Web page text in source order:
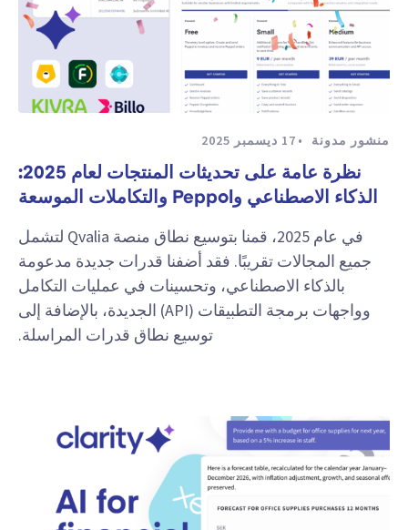
منشور مدونة 17 ديسمبر 2025
نظرة عامة على تحديثات المنتجات لعام 2025:
الذكاء الاصطناعي وPeppol والتكاملات الموسعة
في عام 2025، قمنا بتوسيع نطاق منصة Qvalia لتشمل
جميع المجالات تقريبًا. فقد أضفنا قدرات جديدة مدعومة
بالذكاء الاصطناعي، وتحسينات في عمليات التكامل
وواجهات برمجة التطبيقات (API) الجديدة، بالإضافة إلى
توسيع نطاق قدرات المراسلة.